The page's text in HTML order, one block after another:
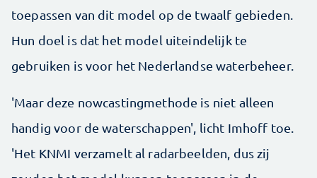
toepassen van dit model op de twaalf gebieden.
Hun doel is dat het model uiteindelijk te
gebruiken is voor het Nederlandse waterbeheer.
'Maar deze nowcastingmethode is niet alleen
handig voor de waterschappen', licht Imhoff toe.
'Het KNMI verzamelt al radarbeelden, dus zij